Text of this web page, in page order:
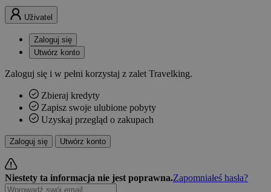
Uživatel
Zaloguj się
Utwórz konto
Zaloguj się i w pełni korzystaj z zalet Travelking.
Zbieraj kredyty
Zapisz swoje ulubione pobyty
Uzyskaj przegląd o zakupach
Zaloguj się Utwórz konto
Niestety ta informacja nie jest poprawna.Zapomniałeś hasła?